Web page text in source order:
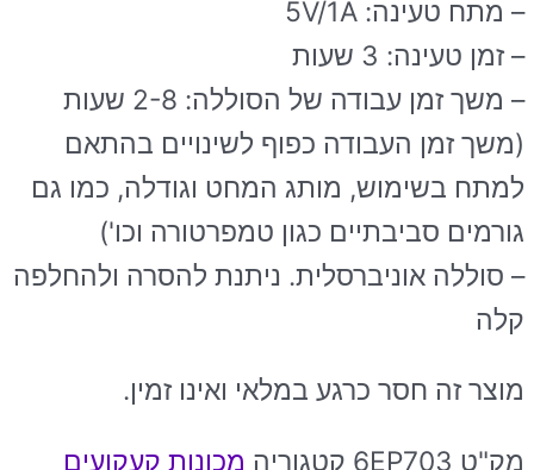
– מתח טעינה: 5V/1A
– זמן טעינה: 3 שעות
– משך זמן עבודה של הסוללה: 2-8 שעות
(משך זמן העבודה כפוף לשינויים בהתאם
למתח בשימוש, מותג המחט וגודלה, כמו גם
גורמים סביבתיים כגון טמפרטורה וכו')
– סוללה אוניברסלית. ניתנת להסרה ולהחלפה
קלה
מוצר זה חסר כרגע במלאי ואינו זמין.
מק"ט 6EP703 קטגוריה מכונות קעקועים